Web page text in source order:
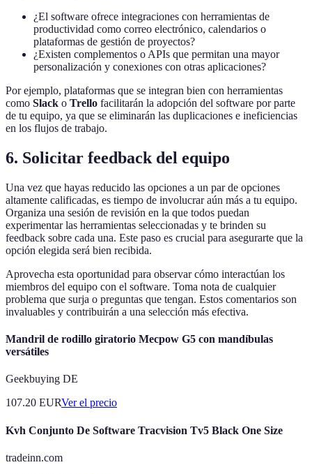
¿El software ofrece integraciones con herramientas de
productividad como correo electrónico, calendarios o
plataformas de gestión de proyectos?
¿Existen complementos o APIs que permitan una mayor
personalización y conexiones con otras aplicaciones?
Por ejemplo, plataformas que se integran bien con herramientas
como Slack o Trello facilitarán la adopción del software por parte
de tu equipo, ya que se eliminarán las duplicaciones e ineficiencias
en los flujos de trabajo.
6. Solicitar feedback del equipo
Una vez que hayas reducido las opciones a un par de opciones
altamente calificadas, es tiempo de involucrar aún más a tu equipo.
Organiza una sesión de revisión en la que todos puedan
experimentar las herramientas seleccionadas y te brinden su
feedback sobre cada una. Este paso es crucial para asegurarte que la
opción elegida será bien recibida.
Aprovecha esta oportunidad para observar cómo interactúan los
miembros del equipo con el software. Toma nota de cualquier
problema que surja o preguntas que tengan. Estos comentarios son
invaluables y contribuirán a una selección más efectiva.
Mandril de rodillo giratorio Mecpow G5 con mandíbulas
versátiles
Geekbuying DE
107.20 EURVer el precio
Kvh Conjunto De Software Tracvision Tv5 Black One Size
tradeinn.com